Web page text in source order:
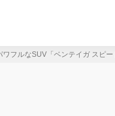
フルなSUV「ベンテイガ スピ